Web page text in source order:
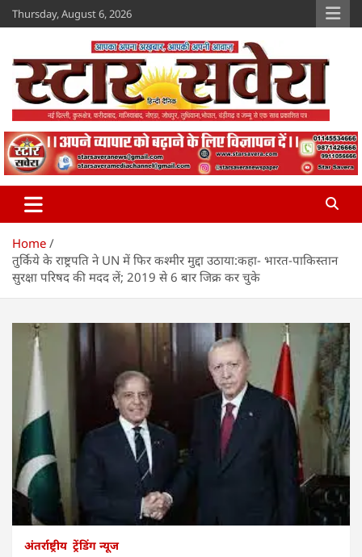
Skip
to
Thursday, August 6, 2026
Star Savera
www.starsavera.com
Home
तुर्किये के राष्ट्रपति ने UN में फिर कश्मीर मुद्दा उठाया:कहा- भारत-पाकिस्तान
सुरक्षा परिषद की मदद लें; 2019 से 6 बार जिक्र कर चुके
अंतर्राष्ट्रीय ट्रेंडिंग न्यूज